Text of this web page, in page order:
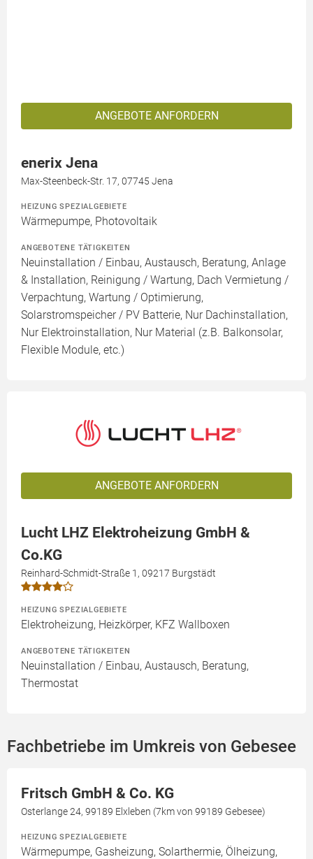
ANGEBOTE ANFORDERN
enerix Jena
Max-Steenbeck-Str. 17, 07745 Jena
HEIZUNG SPEZIALGEBIETE
Wärmepumpe, Photovoltaik
ANGEBOTENE TÄTIGKEITEN
Neuinstallation / Einbau, Austausch, Beratung, Anlage
& Installation, Reinigung / Wartung, Dach Vermietung /
Verpachtung, Wartung / Optimierung,
Solarstromspeicher / PV Batterie, Nur Dachinstallation,
Nur Elektroinstallation, Nur Material (z.B. Balkonsolar,
Flexible Module, etc.)
ANGEBOTE ANFORDERN
Lucht LHZ Elektroheizung GmbH &
Co.KG
Reinhard-Schmidt-Straße 1, 09217 Burgstädt
HEIZUNG SPEZIALGEBIETE
Elektroheizung, Heizkörper, KFZ Wallboxen
ANGEBOTENE TÄTIGKEITEN
Neuinstallation / Einbau, Austausch, Beratung,
Thermostat
Fachbetriebe im Umkreis von Gebesee
Fritsch GmbH & Co. KG
Osterlange 24, 99189 Elxleben (7km von 99189 Gebesee)
HEIZUNG SPEZIALGEBIETE
Wärmepumpe, Gasheizung, Solarthermie, Ölheizung,